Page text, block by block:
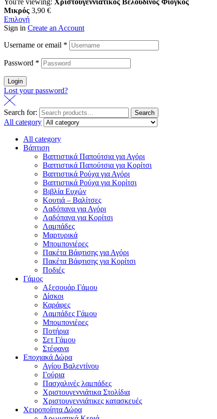
Μικρός 3,90 €
Επιλογή
Sign in Create an Account
Username or email *
Password *
Login
Lost your password?
Search for: Search
All category
All category
Βάπτιση
Βαπτιστικά Παπούτσια για Αγόρι
Βαπτιστικά Παπούτσια για Κορίτσι
Βαπτιστικά Ρούχα για Αγόρι
Βαπτιστικά Ρούχα για Κορίτσι
Βιβλία Ευχών
Κουτιά – Βαλίτσες
Λαδόπανα για Αγόρι
Λαδόπανα για Κορίτσι
Λαμπάδες
Μαρτυρικά
Μπομπονιέρες
Πακέτα Βάφτισης για Αγόρι
Πακέτα Βάφτισης για Κορίτσι
Ποδιές
Γάμος
Αξεσουάρ Γάμου
Δίσκοι
Καράφες
Λαμπάδες Γάμου
Μπομπονιέρες
Ποτήρια
Σετ Γάμου
Στέφανα
Εποχιακά Δώρα
Αγίου Βαλεντίνου
Γούρια
Πασχαλινές λαμπάδες
Χριστουγεννιάτικα Στολίδια
Χριστουγεννιάτικες κατασκευές
Χειροποίητα Δώρα